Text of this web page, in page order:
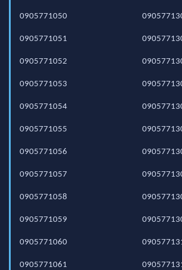
0905771050
0905771051
0905771052
0905771053
0905771054
0905771055
0905771056
0905771057
0905771058
0905771059
0905771060
0905771061